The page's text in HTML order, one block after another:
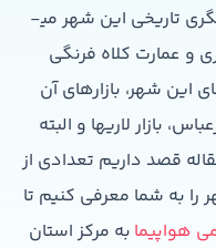
داده است. از جمله جاذبه­های گردشگری تاریخی این شهر می­
و عمارت کلاه فرنگی
این شهر، بازارهای آن
بازار لاری­ها و البته
قصد داریم تعدادی از
به شما معرفی کنیم تا
هواپیما به مرکز استان